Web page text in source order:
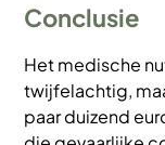
Conclusie
Het medische
twijfelachtig,
paar duizend